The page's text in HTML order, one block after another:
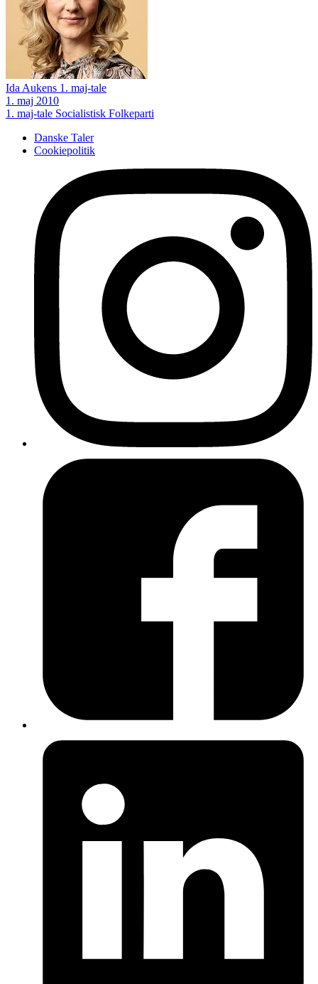
Ida Aukens 1. maj-tale
1. maj 2010
1. maj-tale Socialistisk Folkeparti
Danske Taler
Cookiepolitik